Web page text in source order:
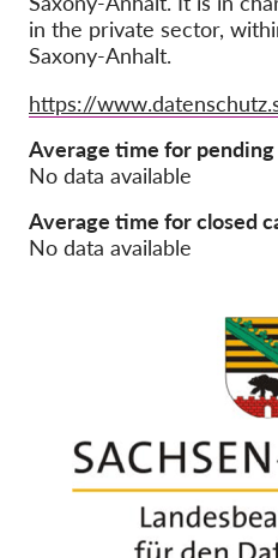
in the private sector,
Saxony-Anhalt.
Website
https://
Average time for pending
No data available
Average time for closed
No data available